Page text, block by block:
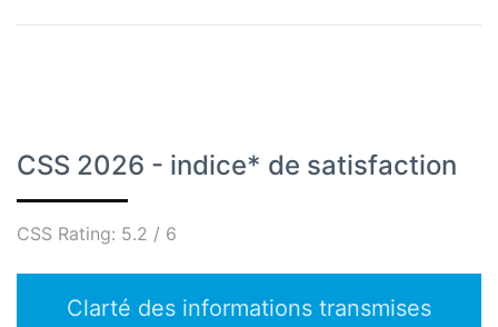
CSS 2026 - indice* de satisfaction
CSS Rating: 5.2 / 6
Clarté des informations transmises